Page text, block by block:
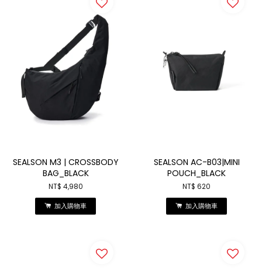
SEALSON M3 | CROSSBODY
BAG_BLACK
NT$ 4,980
加入購物車
SEALSON AC-B03|MINI
POUCH_BLACK
NT$ 620
加入購物車